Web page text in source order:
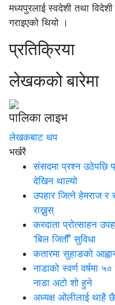
मध्यपुरलाई स्वदेशी तथा
गराइएको थियो ।
प्रतिक्रिया
लेखकको बारेमा
पालिका लाइभ
लेखकबाट थप
भर्खरै
संसदमा प्रश्न उठेपछि
देखिन थाल्यो
उपहार जित्ने हेमराज र
राख्नुस्
करदाता प्रोत्साहन
‘बिल जितौँ’ सुविधा
कतारमा सुहाङकाे
नाडाको स्वर्ण वर्षमा
नाडा अटो शो हुने
अध्यक्ष ओलीलाई थाहै